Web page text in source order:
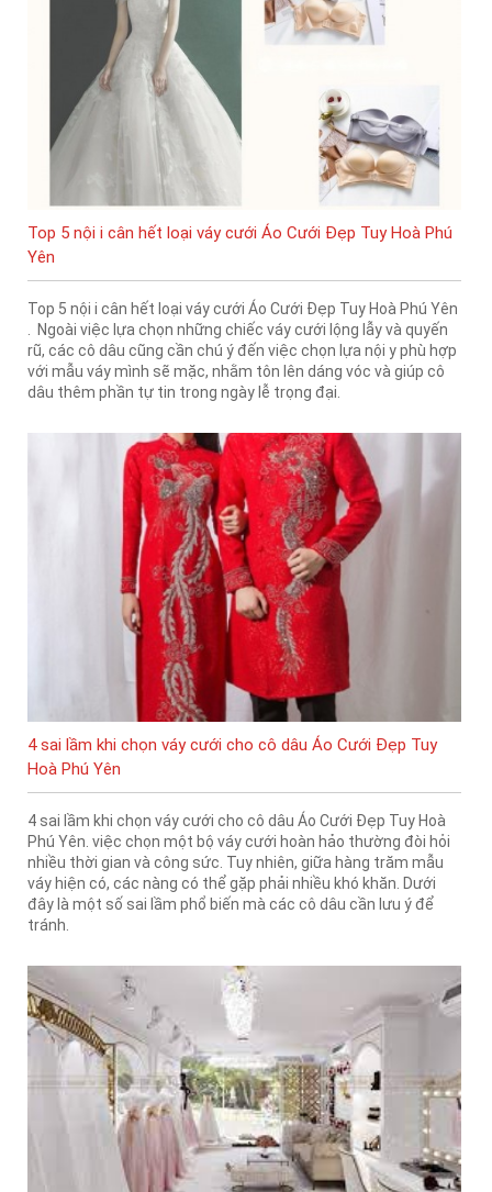
Top 5 nội i cân hết loại váy cưới Áo Cưới Đẹp Tuy Hoà Phú
Yên
Top 5 nội i cân hết loại váy cưới Áo Cưới Đẹp Tuy Hoà Phú Yên
. Ngoài việc lựa chọn những chiếc váy cưới lộng lẫy và quyến
rũ, các cô dâu cũng cần chú ý đến việc chọn lựa nội y phù hợp
với mẫu váy mình sẽ mặc, nhằm tôn lên dáng vóc và giúp cô
dâu thêm phần tự tin trong ngày lễ trọng đại.
4 sai lầm khi chọn váy cưới cho cô dâu Áo Cưới Đẹp Tuy
Hoà Phú Yên
4 sai lầm khi chọn váy cưới cho cô dâu Áo Cưới Đẹp Tuy Hoà
Phú Yên. việc chọn một bộ váy cưới hoàn hảo thường đòi hỏi
nhiều thời gian và công sức. Tuy nhiên, giữa hàng trăm mẫu
váy hiện có, các nàng có thể gặp phải nhiều khó khăn. Dưới
đây là một số sai lầm phổ biến mà các cô dâu cần lưu ý để
tránh.